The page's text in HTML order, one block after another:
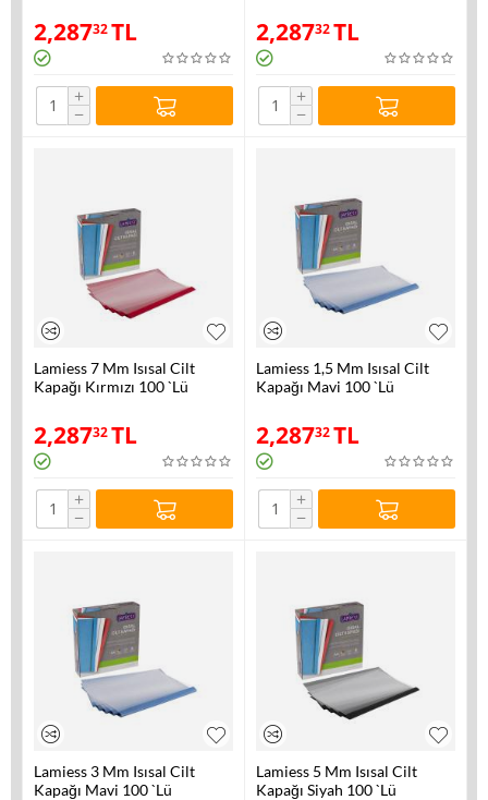
2,28732TL
+
−
2,28732TL
+
−
Lamiess 7 Mm Isısal Cilt
Kapağı Kırmızı 100 `Lü
2,28732TL
+
−
Lamiess 1,5 Mm Isısal Cilt
Kapağı Mavi 100 `Lü
2,28732TL
+
−
Lamiess 3 Mm Isısal Cilt
Kapağı Mavi 100 `Lü
Lamiess 5 Mm Isısal Cilt
Kapağı Siyah 100 `Lü